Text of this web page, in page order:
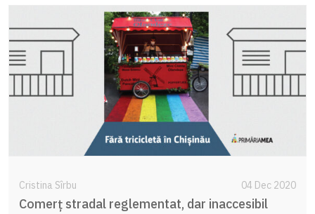
Cristina Sîrbu 04 Dec 2020
Comerț stradal reglementat, dar inaccesibil